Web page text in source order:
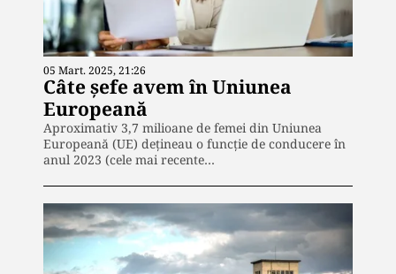
05 Mart. 2025, 21:26
Câte şefe avem în Uniunea
Europeană
Aproximativ 3,7 milioane de femei din Uniunea
Europeană (UE) dețineau o funcție de conducere în
anul 2023 (cele mai recente…